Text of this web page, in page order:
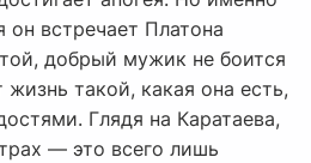
он встречает Платона
добрый мужик не боится
такой, какая она есть,
Глядя на Каратаева,
— это всего лишь